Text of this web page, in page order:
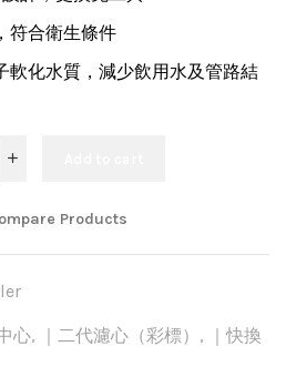
符合衛生條件
軟化水質，減少飲用水及管路結
Products
心, ｜二代濾心（彩標） ,
｜快換